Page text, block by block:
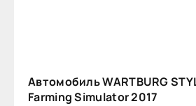
Автомобиль WARTBURG
Farming Simulator 2017